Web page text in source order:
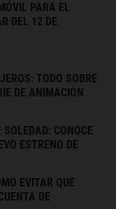
PARA EL
DEL 12 DE
TODO SOBRE
DE ANIMACIÓN
CONOCE
ESTRENO DE
EVITAR QUE
DE